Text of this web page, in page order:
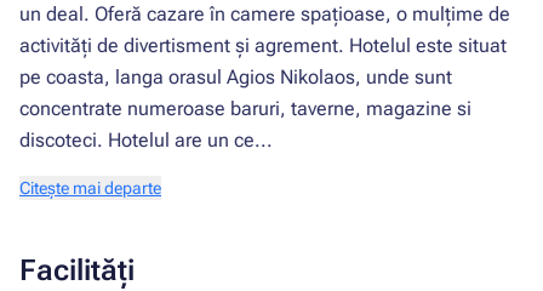
un deal. Oferă cazare în camere spațioase, o mulțime de
activități de divertisment și agrement. Hotelul este situat
pe coasta, langa orasul Agios Nikolaos, unde sunt
concentrate numeroase baruri, taverne, magazine si
discoteci. Hotelul are un ce...
Citește mai departe
Facilități